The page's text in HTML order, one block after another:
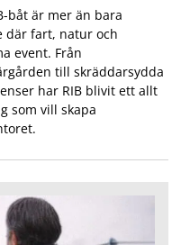
båt är mer än bara
där fart, natur och
event. Från
till skräddarsydda
har RIB blivit ett allt
som vill skapa